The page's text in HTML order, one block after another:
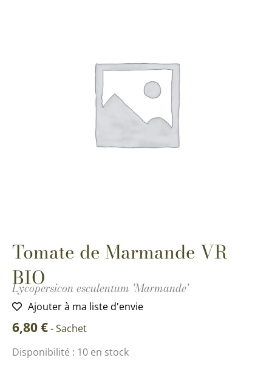
Tomate de Marmande VR
BIO
Lycopersicon esculentum 'Marmande'
Ajouter à ma liste d'envie
6,80€-Sachet
Disponibilité : 10 en stock
quantité